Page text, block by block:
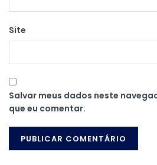
Site
Salvar meus dados neste
que eu comentar.